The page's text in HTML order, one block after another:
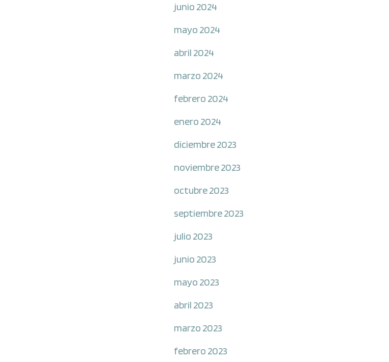
junio 2024
mayo 2024
abril 2024
marzo 2024
febrero 2024
enero 2024
diciembre 2023
noviembre 2023
octubre 2023
septiembre 2023
julio 2023
junio 2023
mayo 2023
abril 2023
marzo 2023
febrero 2023